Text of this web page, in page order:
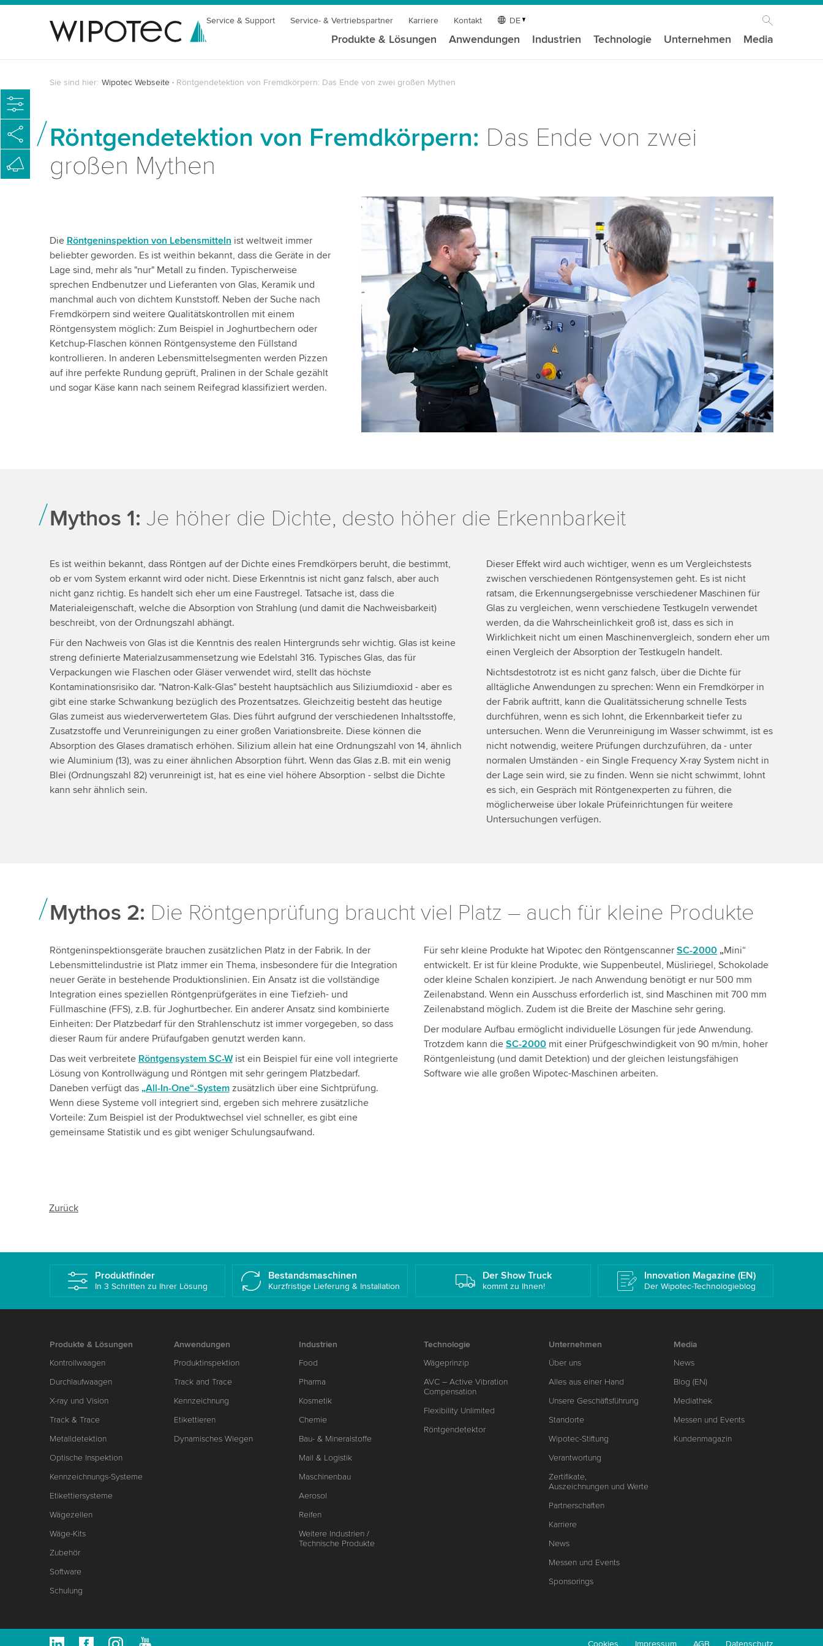
Service & Support Service- & Vertriebspartner Karriere Kontakt DE
Produkte & Lösungen Anwendungen Industrien Technologie Unternehmen Media
Sie sind hier: Wipotec Webseite Röntgendetektion von Fremdkörpern: Das Ende von zwei großen Mythen
Röntgendetektion von Fremdkörpern: Das Ende von zwei
großen Mythen
Die Röntgeninspektion von Lebensmitteln ist weltweit immer
beliebter geworden. Es ist weithin bekannt, dass die Geräte in der
Lage sind, mehr als "nur" Metall zu finden. Typischerweise
sprechen Endbenutzer und Lieferanten von Glas, Keramik und
manchmal auch von dichtem Kunststoff. Neben der Suche nach
Fremdkörpern sind weitere Qualitätskontrollen mit einem
Röntgensystem möglich: Zum Beispiel in Joghurtbechern oder
Ketchup-Flaschen können Röntgensysteme den Füllstand
kontrollieren. In anderen Lebensmittelsegmenten werden Pizzen
auf ihre perfekte Rundung geprüft, Pralinen in der Schale gezählt
und sogar Käse kann nach seinem Reifegrad klassifiziert werden.
Mythos 1: Je höher die Dichte, desto höher die Erkennbarkeit
Es ist weithin bekannt, dass Röntgen auf der Dichte eines Fremdkörpers beruht, die bestimmt,
ob er vom System erkannt wird oder nicht. Diese Erkenntnis ist nicht ganz falsch, aber auch
nicht ganz richtig. Es handelt sich eher um eine Faustregel. Tatsache ist, dass die
Materialeigenschaft, welche die Absorption von Strahlung (und damit die Nachweisbarkeit)
beschreibt, von der Ordnungszahl abhängt.
Für den Nachweis von Glas ist die Kenntnis des realen Hintergrunds sehr wichtig. Glas ist keine
streng definierte Materialzusammensetzung wie Edelstahl 316. Typisches Glas, das für
Verpackungen wie Flaschen oder Gläser verwendet wird, stellt das höchste
Kontaminationsrisiko dar. "Natron-Kalk-Glas" besteht hauptsächlich aus Siliziumdioxid - aber es
gibt eine starke Schwankung bezüglich des Prozentsatzes. Gleichzeitig besteht das heutige
Glas zumeist aus wiederverwertetem Glas. Dies führt aufgrund der verschiedenen Inhaltsstoffe,
Zusatzstoffe und Verunreinigungen zu einer großen Variationsbreite. Diese können die
Absorption des Glases dramatisch erhöhen. Silizium allein hat eine Ordnungszahl von 14, ähnlich
wie Aluminium (13), was zu einer ähnlichen Absorption führt. Wenn das Glas z.B. mit ein wenig
Blei (Ordnungszahl 82) verunreinigt ist, hat es eine viel höhere Absorption - selbst die Dichte
kann sehr ähnlich sein.
Dieser Effekt wird auch wichtiger, wenn es um Vergleichstests
zwischen verschiedenen Röntgensystemen geht. Es ist nicht
ratsam, die Erkennungsergebnisse verschiedener Maschinen für
Glas zu vergleichen, wenn verschiedene Testkugeln verwendet
werden, da die Wahrscheinlichkeit groß ist, dass es sich in
Wirklichkeit nicht um einen Maschinenvergleich, sondern eher um
einen Vergleich der Absorption der Testkugeln handelt.
Nichtsdestotrotz ist es nicht ganz falsch, über die Dichte für
alltägliche Anwendungen zu sprechen: Wenn ein Fremdkörper in
der Fabrik auftritt, kann die Qualitätssicherung schnelle Tests
durchführen, wenn es sich lohnt, die Erkennbarkeit tiefer zu
untersuchen. Wenn die Verunreinigung im Wasser schwimmt, ist es
nicht notwendig, weitere Prüfungen durchzuführen, da - unter
normalen Umständen - ein Single Frequency X-ray System nicht in
der Lage sein wird, sie zu finden. Wenn sie nicht schwimmt, lohnt
es sich, ein Gespräch mit Röntgenexperten zu führen, die
möglicherweise über lokale Prüfeinrichtungen für weitere
Untersuchungen verfügen.
Mythos 2: Die Röntgenprüfung braucht viel Platz – auch für kleine Produkte
Röntgeninspektionsgeräte brauchen zusätzlichen Platz in der Fabrik. In der
Lebensmittelindustrie ist Platz immer ein Thema, insbesondere für die Integration
neuer Geräte in bestehende Produktionslinien. Ein Ansatz ist die vollständige
Integration eines speziellen Röntgenprüfgerätes in eine Tiefzieh- und
Füllmaschine (FFS), z.B. für Joghurtbecher. Ein anderer Ansatz sind kombinierte
Einheiten: Der Platzbedarf für den Strahlenschutz ist immer vorgegeben, so dass
dieser Raum für andere Prüfaufgaben genutzt werden kann.
Das weit verbreitete Röntgensystem SC-Wist ein Beispiel für eine voll integrierte
Lösung von Kontrollwägung und Röntgen mit sehr geringem Platzbedarf.
Daneben verfügt das „All-In-One“-Systemzusätzlich über eine Sichtprüfung.
Wenn diese Systeme voll integriert sind, ergeben sich mehrere zusätzliche
Vorteile: Zum Beispiel ist der Produktwechsel viel schneller, es gibt eine
gemeinsame Statistik und es gibt weniger Schulungsaufwand.
Für sehr kleine Produkte hat Wipotec den RöntgenscannerSC-2000 „Mini“
entwickelt. Er ist für kleine Produkte, wie Suppenbeutel, Müsliriegel, Schokolade
oder kleine Schalen konzipiert. Je nach Anwendung benötigt er nur 500 mm
Zeilenabstand. Wenn ein Ausschuss erforderlich ist, sind Maschinen mit 700 mm
Zeilenabstand möglich. Zudem ist die Breite der Maschine sehr gering.
Der modulare Aufbau ermöglicht individuelle Lösungen für jede Anwendung.
Trotzdem kann dieSC-2000 mit einer Prüfgeschwindigkeit von 90 m/min, hoher
Röntgenleistung (und damit Detektion) und der gleichen leistungsfähigen
Software wie alle großen Wipotec-Maschinen arbeiten.
Zurück
Produktfinder
In 3 Schritten zu Ihrer Lösung
Bestandsmaschinen
Kurzfristige Lieferung & Installation
Der Show Truck
kommt zu Ihnen!
Innovation Magazine (EN)
Der Wipotec-Technologieblog
Produkte & Lösungen
Kontrollwaagen
Durchlaufwaagen
X-ray und Vision
Track & Trace
Metalldetektion
Optische Inspektion
Kennzeichnungs-Systeme
Etikettiersysteme
Wägezellen
Wäge-Kits
Zubehör
Software
Schulung
Anwendungen
Produktinspektion
Track and Trace
Kennzeichnung
Etikettieren
Dynamisches Wiegen
Industrien
Food
Pharma
Kosmetik
Chemie
Bau- & Mineralstoffe
Mail & Logistik
Maschinenbau
Aerosol
Reifen
Weitere Industrien /
Technische Produkte
Technologie
Wägeprinzip
AVC – Active Vibration
Compensation
Flexibility Unlimited
Röntgendetektor
Unternehmen
Über uns
Alles aus einer Hand
Unsere Geschäftsführung
Standorte
Wipotec-Stiftung
Verantwortung
Zertifikate,
Auszeichnungen und Werte
Partnerschaften
Karriere
News
Messen und Events
Sponsorings
Media
News
Blog (EN)
Mediathek
Messen und Events
Kundenmagazin
Cookies Impressum AGB Datenschutz